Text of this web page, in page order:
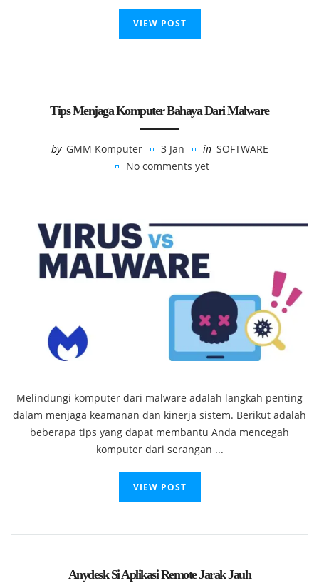
VIEW POST
Tips Menjaga Komputer Bahaya Dari Malware
by GMM Komputer 3 Jan in SOFTWARE
No comments yet
Melindungi komputer dari malware adalah langkah penting
dalam menjaga keamanan dan kinerja sistem. Berikut adalah
beberapa tips yang dapat membantu Anda mencegah
komputer dari serangan ...
VIEW POST
Anydesk Si Aplikasi Remote Jarak Jauh